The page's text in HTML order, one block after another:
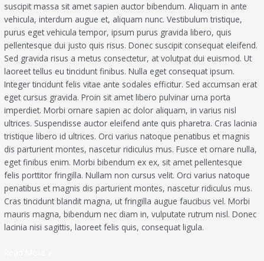
suscipit massa sit amet sapien auctor bibendum. Aliquam in ante
vehicula, interdum augue et, aliquam nunc. Vestibulum tristique,
purus eget vehicula tempor, ipsum purus gravida libero, quis
pellentesque dui justo quis risus. Donec suscipit consequat eleifend.
Sed gravida risus a metus consectetur, at volutpat dui euismod. Ut
laoreet tellus eu tincidunt finibus. Nulla eget consequat ipsum.
Integer tincidunt felis vitae ante sodales efficitur. Sed accumsan erat
eget cursus gravida. Proin sit amet libero pulvinar urna porta
imperdiet. Morbi ornare sapien ac dolor aliquam, in varius nisl
ultrices. Suspendisse auctor eleifend ante quis pharetra. Cras lacinia
tristique libero id ultrices. Orci varius natoque penatibus et magnis
dis parturient montes, nascetur ridiculus mus. Fusce et ornare nulla,
eget finibus enim. Morbi bibendum ex ex, sit amet pellentesque
felis porttitor fringilla. Nullam non cursus velit. Orci varius natoque
penatibus et magnis dis parturient montes, nascetur ridiculus mus.
Cras tincidunt blandit magna, ut fringilla augue faucibus vel. Morbi
mauris magna, bibendum nec diam in, vulputate rutrum nisl. Donec
lacinia nisi sagittis, laoreet felis quis, consequat ligula.